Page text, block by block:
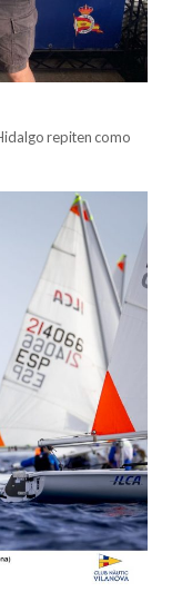
repiten como